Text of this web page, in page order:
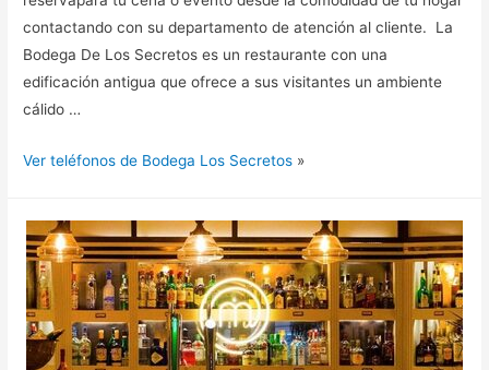
contactando con su departamento de atención al cliente. La
Bodega De Los Secretos es un restaurante con una
edificación antigua que ofrece a sus visitantes un ambiente
cálido …
Ver teléfonos de Bodega Los Secretos »